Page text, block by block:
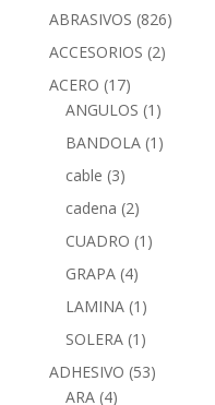
ABRASIVOS (826)
ACCESORIOS (2)
ACERO (17)
ANGULOS (1)
BANDOLA (1)
cable (3)
cadena (2)
CUADRO (1)
GRAPA (4)
LAMINA (1)
SOLERA (1)
ADHESIVO (53)
ARA (4)